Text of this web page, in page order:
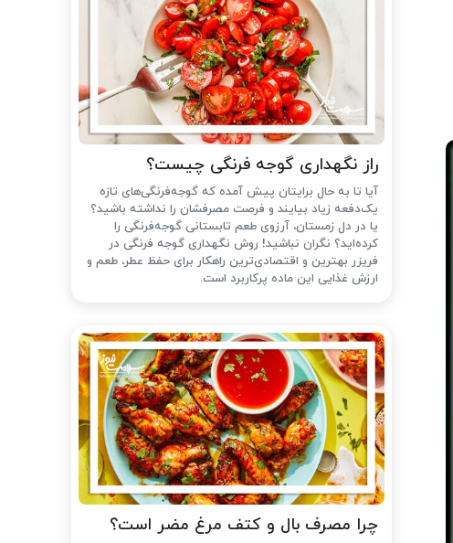
راز نگهداری گوجه فرنگی چیست؟
آیا تا به حال برایتان پیش آمده که گوجه‌فرنگی‌های تازه
یک‌دفعه زیاد بیایند و فرصت مصرفشان را نداشته باشید؟
یا در دل زمستان، آرزوی طعم تابستانی گوجه‌فرنگی را
کرده‌اید؟ نگران نباشید! روش نگهداری گوجه فرنگی در
فریزر بهترین و اقتصادی‌ترین راهکار برای حفظ عطر، طعم و
ارزش غذایی این ماده پرکاربرد است.
چرا مصرف بال و کتف مرغ مضر است؟